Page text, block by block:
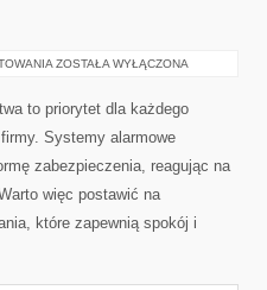
OCHRONA
ROLA
SYSTEMÓW
ZOSTAŁA WYŁĄCZONA
to priorytet dla każdego
Systemy alarmowe
zabezpieczenia, reagując na
więc postawić na
które zapewnią spokój i